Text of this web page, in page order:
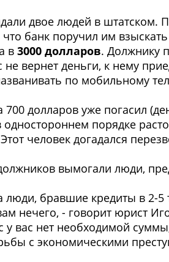
двое людей в штатском.
банк поручил им
в 3000 долларов. Должнику
вернет деньги, к нему
по мобильному
700 долларов уже погасил
порядке
человек догадался
вымогали люди,
люди, бравшие кредиты в 2-5
нечего, - говорит юрист
вас нет необходимой
с экономическими